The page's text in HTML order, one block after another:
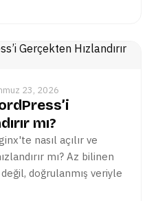
23, 2026
mı?
nasıl açılır ve
mı? Az bilinen
doğrulanmış veriyle